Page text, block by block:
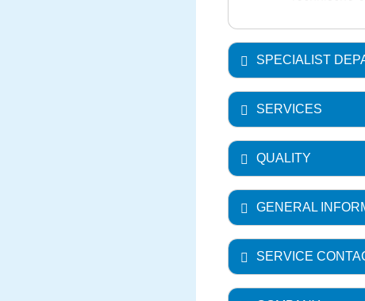
SPECIALIST
SERVICES
QUALITY
GENERAL
SERVICE